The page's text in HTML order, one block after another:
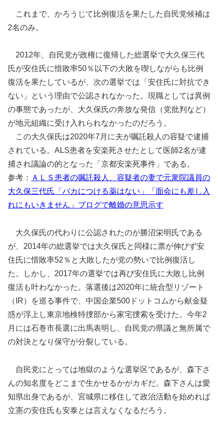
これまで、かろうじて比例復活を果たした自民党候補は
2名のみ。
2012年、自民党が政権に復帰した総選挙で大久保三代
氏が安住氏に惜敗率50％以下の大敗を喫しながらも比例
復活を果たしているが、次の選挙では「安住氏に対抗でき
ない」という理由で公認されなかった。現職としては異例
の事態であったが、大久保氏の奔放な発信（党批判など）
が地元組織に受け入れられなかったのだろう。
この大久保氏は2020年7月に夫が嘱託殺人の容疑で逮捕
されている。ALS患者を安楽死させたとして医師2名が逮
捕され議論の的となった「京都安楽死事件」である。
参考：
ＡＬＳ患者の嘱託殺人、容疑者の妻で元衆院議員の
大久保三代氏「バカにつける薬はない」「面会にも差し入
れにもいきません」ブログで離婚の意思示す
大久保氏の代わりに公認されたのが勝沼栄明氏である
が、2014年の総選挙では大久保氏と同様に票が伸びず安
住氏に惜敗率52％と大敗したが党の勢いで比例復活し
た。しかし、2017年の選挙では再び安住氏に大敗し比例
復活も叶わなかった。落選後は2020年に統合型リゾート
（IR）を巡る事件で、中国企業500ドットコムから献金疑
惑が浮上し東京地検特捜部から家宅捜索を受けた。今年2
月には石巻市長選に出馬表明し、自民党の県議と無所属で
の対決となり保守が分裂している。
自民党にとっては地獄のような選挙区であるが、森下さ
んの知名度をどこまで生かせるかがカギだ。森下さんは愛
知県出身であるが、宮城県に移住して政治活動を始めれば
立憲の安住氏も安泰とは言えなくなるだろう。